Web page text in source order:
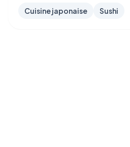
Cuisine japonaise Sushi